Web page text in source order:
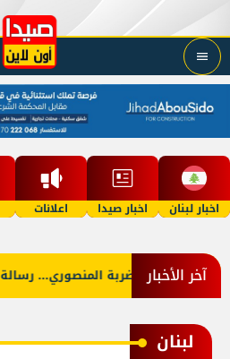
اخبار لبنان اخبار صيدا اعلانات
آخر الأخبارضربة المنصوري... رسالة
لبنان